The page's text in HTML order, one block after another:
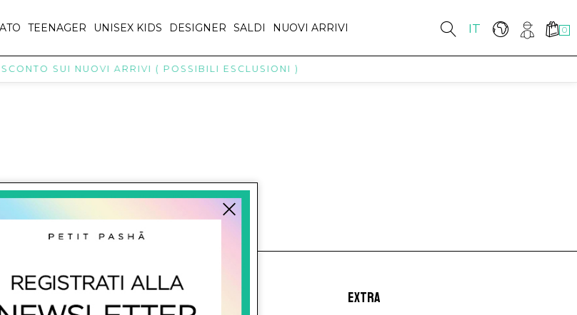
IT 0
TEENAGER UNISEX KIDS DESIGNER SALDI NUOVI ARRIVI
SUI NUOVI ARRIVI ( POSSIBILI ESCLUSIONI )
EXTRA